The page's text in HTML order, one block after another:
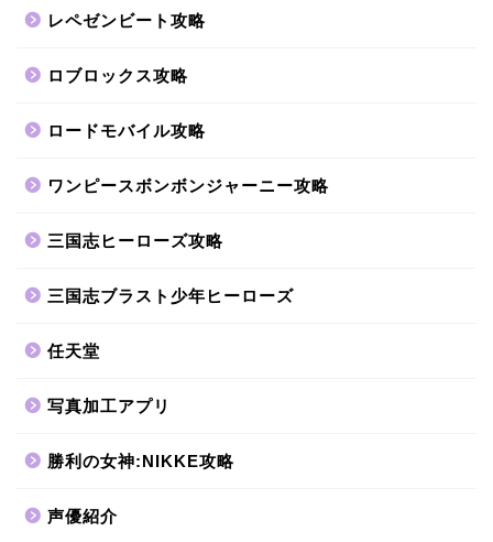
レペゼンビート攻略
ロブロックス攻略
ロードモバイル攻略
ワンピースボンボンジャーニー攻略
三国志ヒーローズ攻略
三国志ブラスト少年ヒーローズ
任天堂
写真加工アプリ
勝利の女神:NIKKE攻略
声優紹介